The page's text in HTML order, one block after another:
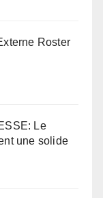
Roster
Le
une solide